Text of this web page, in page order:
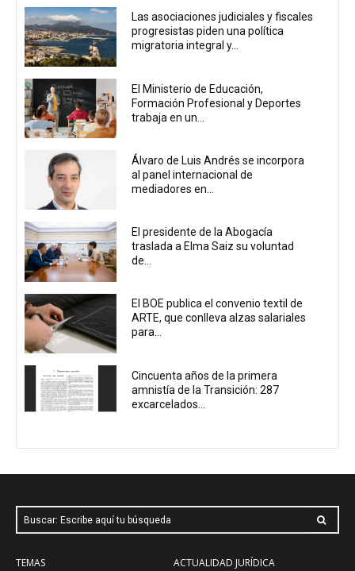
Las asociaciones judiciales y fiscales
progresistas piden una política
migratoria integral y...
El Ministerio de Educación,
Formación Profesional y Deportes
trabaja en un...
Álvaro de Luis Andrés se incorpora
al panel internacional de
mediadores en...
El presidente de la Abogacía
traslada a Elma Saiz su voluntad
de...
El BOE publica el convenio textil de
ARTE, que conlleva alzas salariales
para...
Cincuenta años de la primera
amnistía de la Transición: 287
excarcelados...
Buscar: Escribe aquí tu búsqueda
TEMAS
ACTUALIDAD JURÍDICA